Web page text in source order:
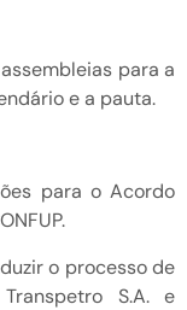
para a
e a pauta.
para o Acordo
o processo de
S.A. e